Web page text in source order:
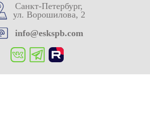
Санкт-Петербург,
ул. Ворошилова, 2
info@eskspb.com